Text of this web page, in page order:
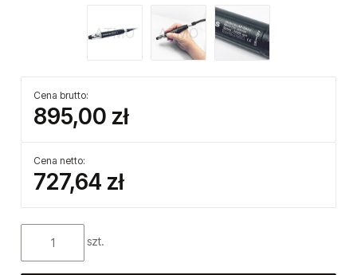
Cena brutto:
895,00 zł
Cena netto:
727,64 zł
szt.